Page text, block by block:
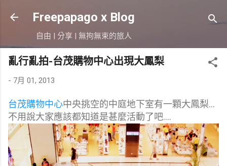
跳到主要內容
Freepapago x Blog
自由 | 分享 | 無拘無束的旅人
亂行亂拍-台茂購物中心出現大鳳梨
- 7月 01, 2013
台茂購物中心中央挑空的中庭地下室有一顆大鳳梨...
不用說大家應該都知道是甚麼活動了吧....